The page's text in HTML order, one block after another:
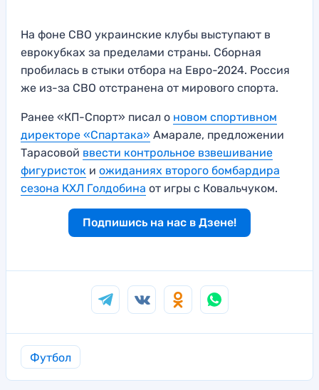
На фоне СВО украинские клубы выступают в
еврокубках за пределами страны. Сборная
пробилась в стыки отбора на Евро-2024. Россия
же из-за СВО отстранена от мирового спорта.
Ранее «КП-Спорт» писал о новом спортивном
директоре «Спартака» Амарале, предложении
Тарасовой ввести контрольное взвешивание
фигуристок и ожиданиях второго бомбардира
сезона КХЛ Голдобина от игры с Ковальчуком.
Подпишись на нас в Дзене!
Футбол